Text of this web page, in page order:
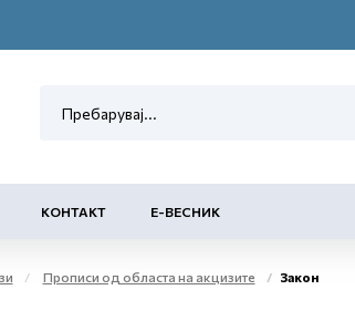
КОНТАКТ Е-ВЕСНИК
Прописи од областа на акцизите Закон